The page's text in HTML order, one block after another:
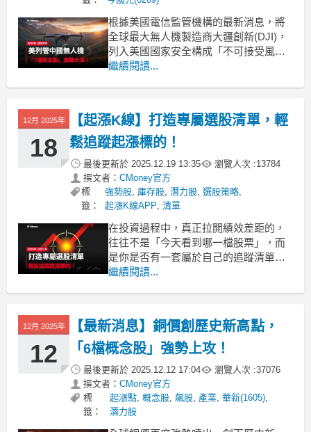
根據美國電信監管機構的最新消息，將
全球最大無人機製造商大疆創新(DJI)，
列入美國國家安全構成「不可接受風
險」的公司名單之中，此舉被市場視為
趕快跟著《起漲K線》一起來了解事情全
貌，同時找出表現亮眼標的！「下載起
漲K線，接收最新消息」
繼續閱讀...
12月 2025年
18
【起漲K線】打造專屬選股清單，輕
鬆追蹤起漲標的！
最後更新於 2025.12.19 13:35 瀏覽人次 :13784
撰文者： CMoney官方
標
籤：
強勢股, 庫存股,潛力股,選股策略,
起漲K線APP,清單
在投資過程中，真正拉開績效差距的，
往往不是「今天看到哪一檔股票」，而
是你是否有一套屬於自己的追蹤清單，
並且持續管理與優化。《起漲K線》中的
心工具。以下就分別說明兩個頁籤的定
位、適合的使用情境，以及實際操作流
程。「下載起漲K線，找出飆
繼續閱讀...
12月 2025年
12
【最新消息】銅價創歷史新高點，
「6檔概念股」強勢上攻！
最後更新於 2025.12.12 17:04 瀏覽人次 :37076
撰文者： CMoney官方
標
籤：
起漲點, 概念股, 飆股, 產業, 華新(1605),
潛力股